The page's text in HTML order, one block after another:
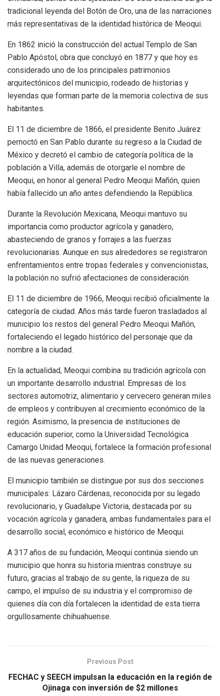
tradicional leyenda del Botón de Oro, una de las narraciones
más representativas de la identidad histórica de Meoqui.
En 1862 inició la construcción del actual Templo de San
Pablo Apóstol, obra que concluyó en 1877 y que hoy es
considerado uno de los principales patrimonios
arquitectónicos del municipio, rodeado de historias y
leyendas que forman parte de la memoria colectiva de sus
habitantes.
El 11 de diciembre de 1866, el presidente Benito Juárez
pernoctó en San Pablo durante su regreso a la Ciudad de
México y decretó el cambio de categoría política de la
población a Villa, además de otorgarle el nombre de
Meoqui, en honor al general Pedro Meoqui Mañón, quien
había fallecido un año antes defendiendo la República.
Durante la Revolución Mexicana, Meoqui mantuvo su
importancia como productor agrícola y ganadero,
abasteciendo de granos y forrajes a las fuerzas
revolucionarias. Aunque en sus alrededores se registraron
enfrentamientos entre tropas federales y convencionistas,
la población no sufrió afectaciones de consideración.
El 11 de diciembre de 1966, Meoqui recibió oficialmente la
categoría de ciudad. Años más tarde fueron trasladados al
municipio los restos del general Pedro Meoqui Mañón,
fortaleciendo el legado histórico del personaje que da
nombre a la ciudad.
En la actualidad, Meoqui combina su tradición agrícola con
un importante desarrollo industrial. Empresas de los
sectores automotriz, alimentario y cervecero generan miles
de empleos y contribuyen al crecimiento económico de la
región. Asimismo, la presencia de instituciones de
educación superior, como la Universidad Tecnológica
Camargo Unidad Meoqui, fortalece la formación profesional
de las nuevas generaciones.
El municipio también se distingue por sus dos secciones
municipales: Lázaro Cárdenas, reconocida por su legado
revolucionario, y Guadalupe Victoria, destacada por su
vocación agrícola y ganadera, ambas fundamentales para el
desarrollo social, económico e histórico de Meoqui.
A 317 años de su fundación, Meoqui continúa siendo un
municipio que honra su historia mientras construye su
futuro, gracias al trabajo de su gente, la riqueza de su
campo, el impulso de su industria y el compromiso de
quienes día con día fortalecen la identidad de esta tierra
orgullosamente chihuahuense.
Previous Post
FECHAC y SEECH impulsan la educación en la región de
Ojinaga con inversión de $2 millones